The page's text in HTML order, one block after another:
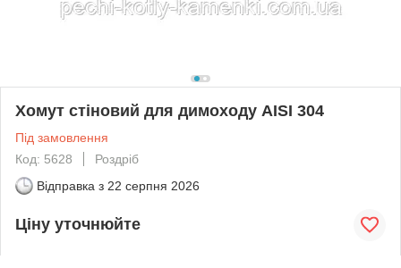
Хомут стіновий для димоходу AISI 304
Під замовлення
Код: 5628
Роздріб
Відправка з 22 серпня 2026
Ціну уточнюйте